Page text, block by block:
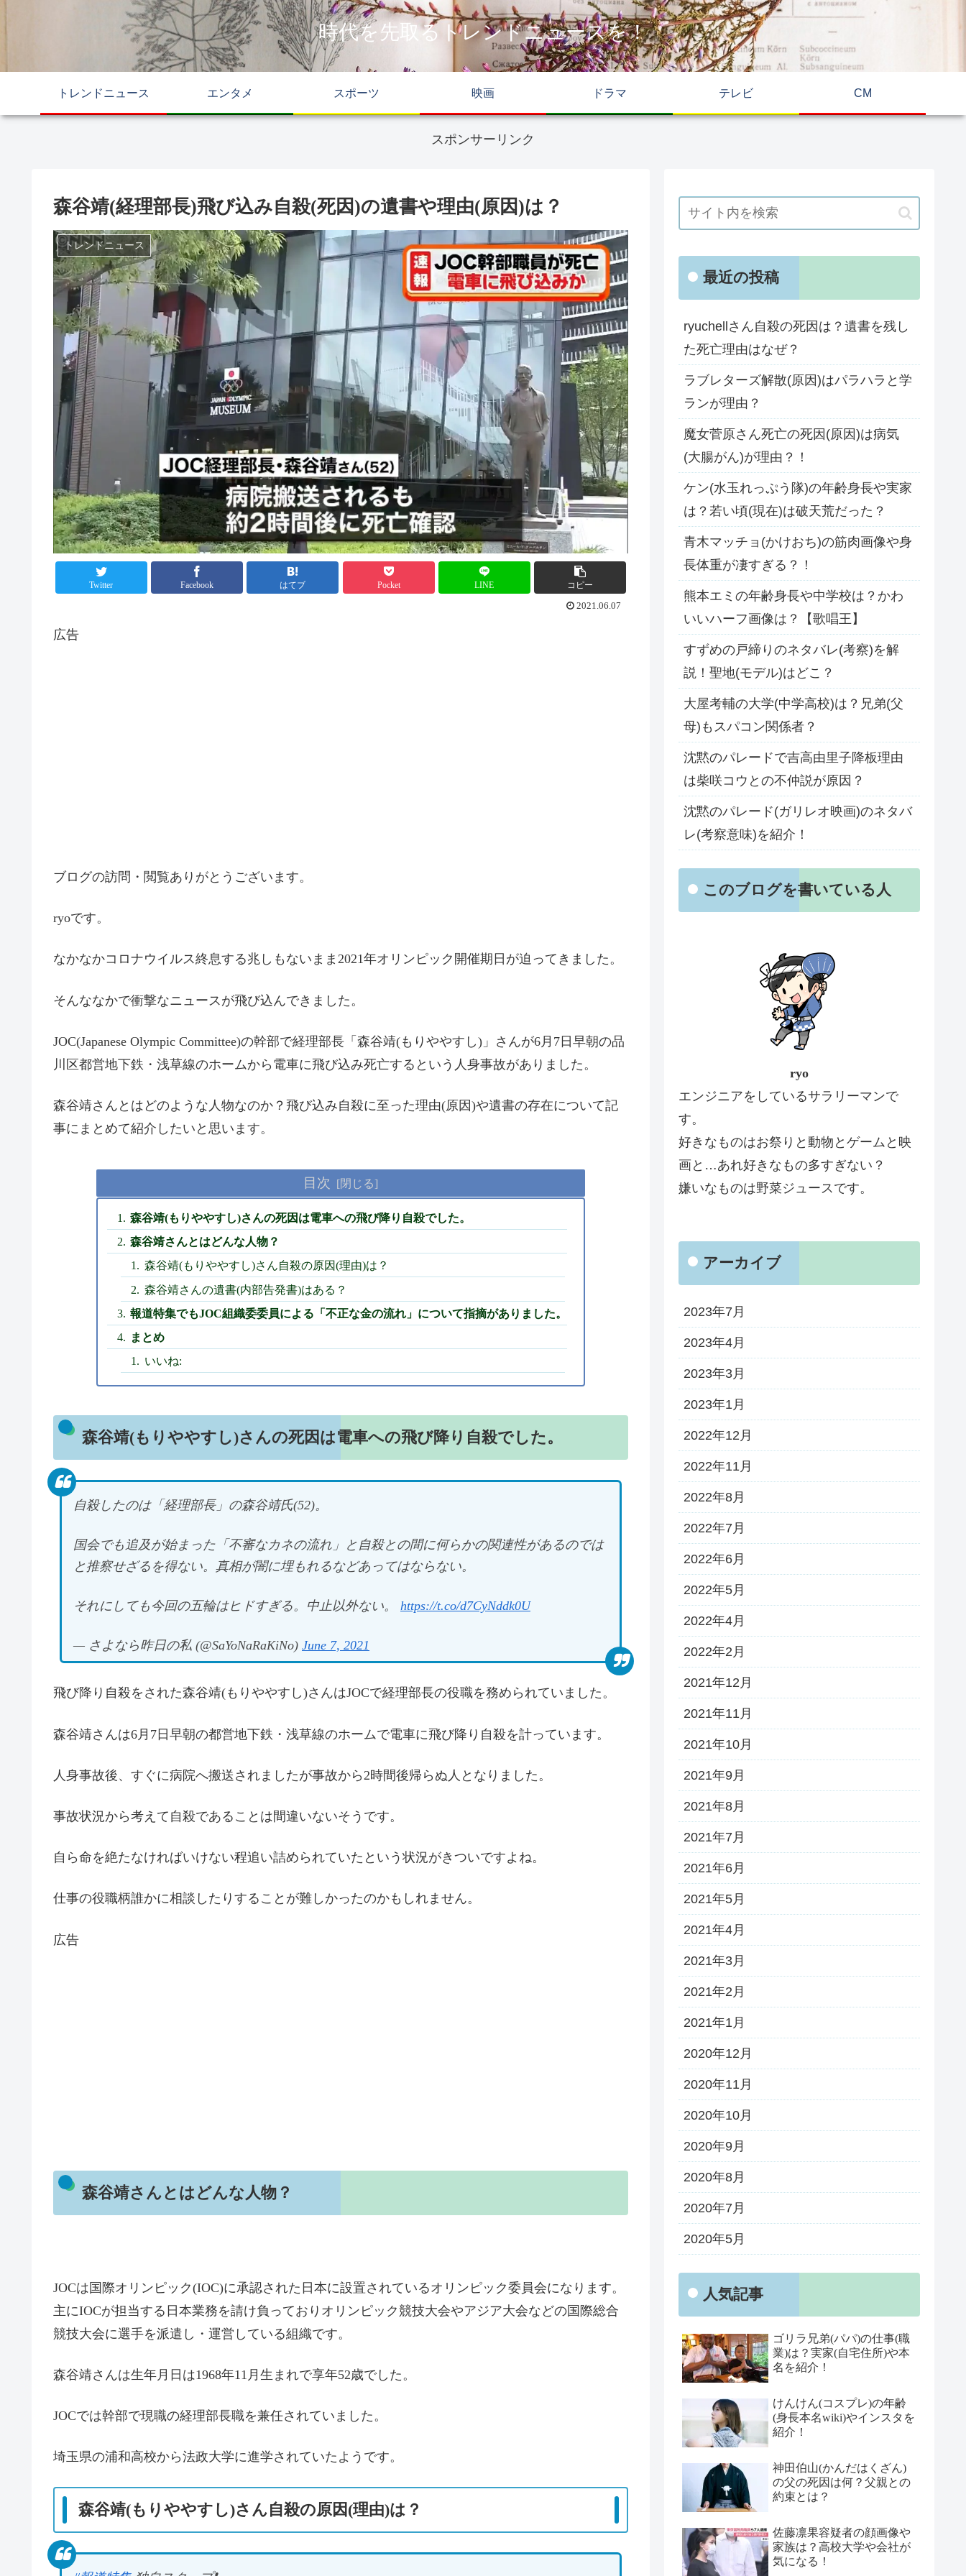
時代を先取るトレンドニュースを！
トレンドニュース エンタメ スポーツ 映画 ドラマ テレビ CM
スポンサーリンク
森谷靖(経理部長)飛び込み自殺(死因)の遺書や理由(原因)は？
トレンドニュース
Twitter Facebook はてブ Pocket LINE コピー
2021.06.07
広告
ブログの訪問・閲覧ありがとうございます。
ryoです。
なかなかコロナウイルス終息する兆しもないまま2021年オリンピック開催期日が迫ってきました。
そんななかで衝撃なニュースが飛び込んできました。
JOC(Japanese Olympic Committee)の幹部で経理部長「森谷靖(もりややすし)」さんが6月7日早朝の品
川区都営地下鉄・浅草線のホームから電車に飛び込み死亡するという人身事故がありました。
森谷靖さんとはどのような人物なのか？飛び込み自殺に至った理由(原因)や遺書の存在について記
事にまとめて紹介したいと思います。
目次
森谷靖(もりややすし)さんの死因は電車への飛び降り自殺でした。
森谷靖さんとはどんな人物？
森谷靖(もりややすし)さん自殺の原因(理由)は？
森谷靖さんの遺書(内部告発書)はある？
報道特集でもJOC組織委委員による「不正な金の流れ」について指摘がありました。
まとめ
いいね:
森谷靖(もりややすし)さんの死因は電車への飛び降り自殺でした。
自殺したのは「経理部長」の森谷靖氏(52)。
国会でも追及が始まった「不審なカネの流れ」と自殺との間に何らかの関連性があるのでは
と推察せざるを得ない。真相が闇に埋もれるなどあってはならない。
それにしても今回の五輪はヒドすぎる。中止以外ない。 https://t.co/d7CyNddk0U
— さよなら昨日の私 (@SaYoNaRaKiNo) June 7, 2021
飛び降り自殺をされた森谷靖(もりややすし)さんはJOCで経理部長の役職を務められていました。
森谷靖さんは6月7日早朝の都営地下鉄・浅草線のホームで電車に飛び降り自殺を計っています。
人身事故後、すぐに病院へ搬送されましたが事故から2時間後帰らぬ人となりました。
事故状況から考えて自殺であることは間違いないそうです。
自ら命を絶たなければいけない程追い詰められていたという状況がきついですよね。
仕事の役職柄誰かに相談したりすることが難しかったのかもしれません。
広告
森谷靖さんとはどんな人物？
JOCは国際オリンピック(IOC)に承認された日本に設置されているオリンピック委員会になります。
主にIOCが担当する日本業務を請け負っておりオリンピック競技大会やアジア大会などの国際総合
競技大会に選手を派遣し・運営している組織です。
森谷靖さんは生年月日は1968年11月生まれで享年52歳でした。
JOCでは幹部で現職の経理部長職を兼任されていました。
埼玉県の浦和高校から法政大学に進学されていたようです。
森谷靖(もりややすし)さん自殺の原因(理由)は？
最近の投稿
ryuchellさん自殺の死因は？遺書を残し
た死亡理由はなぜ？
ラブレターズ解散(原因)はパラハラと学
ランが理由？
魔女菅原さん死亡の死因(原因)は病気
(大腸がん)が理由？！
ケン(水玉れっぷう隊)の年齢身長や実家
は？若い頃(現在)は破天荒だった？
青木マッチョ(かけおち)の筋肉画像や身
長体重が凄すぎる？！
熊本エミの年齢身長や中学校は？かわ
いいハーフ画像は？【歌唱王】
すずめの戸締りのネタバレ(考察)を解
説！聖地(モデル)はどこ？
大屋考輔の大学(中学高校)は？兄弟(父
母)もスパコン関係者？
沈黙のパレードで吉高由里子降板理由
は柴咲コウとの不仲説が原因？
沈黙のパレード(ガリレオ映画)のネタバ
レ(考察意味)を紹介！
このブログを書いている人
ryo
エンジニアをしているサラリーマンで
す。
好きなものはお祭りと動物とゲームと映
画と…あれ好きなもの多すぎない？
嫌いなものは野菜ジュースです。
アーカイブ
2023年7月
2023年4月
2023年3月
2023年1月
2022年12月
2022年11月
2022年8月
2022年7月
2022年6月
2022年5月
2022年4月
2022年2月
2021年12月
2021年11月
2021年10月
2021年9月
2021年8月
2021年7月
2021年6月
2021年5月
2021年4月
2021年3月
2021年2月
2021年1月
2020年12月
2020年11月
2020年10月
2020年9月
2020年8月
2020年7月
2020年5月
人気記事
ゴリラ兄弟(パパ)の仕事(職
業)は？実家(自宅住所)や本
名を紹介！
けんけん(コスプレ)の年齢
(身長本名wiki)やインスタを
紹介！
神田伯山(かんだはくざん)
の父の死因は何？父親との
約束とは？
佐藤凛果容疑者の顔画像や
家族は？高校大学や会社が
気になる！